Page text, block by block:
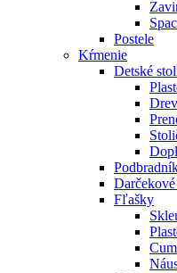
Postele
Kŕmenie
Detské
Fľašky